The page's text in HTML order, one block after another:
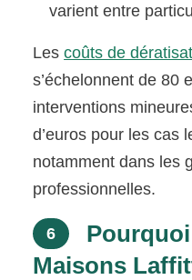
varient entre
Lescoûts de
s’échelonnent de 80
interventions
d’euros pour les cas
notamment dans les
professionnelles.
6
Maisons